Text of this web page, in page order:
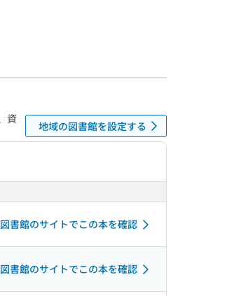
資
地域の図書館を設定する
書館のサイトでこの本を確認
書館のサイトでこの本を確認